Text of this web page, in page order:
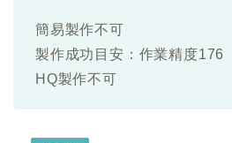
簡易製作不可
製作成功目安：作業精度176
HQ製作不可